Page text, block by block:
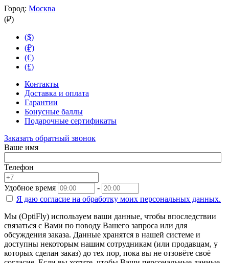
Город: Москва
(₽)
($)
(₽)
(€)
(£)
Контакты
Доставка и оплата
Гарантии
Бонусные баллы
Подарочные сертификаты
Заказать обратный звонок
Ваше имя
Телефон
Удобное время
-
Я даю согласие на обработку моих персональных данных.
Мы (OptiFly) используем ваши данные, чтобы впоследствии
связаться с Вами по поводу Вашего запроса или для
обсуждения заказа. Данные хранятся в нашей системе и
доступны некоторым нашим сотрудникам (или продавцам, у
которых сделан заказ) до тех пор, пока вы не отзовёте своё